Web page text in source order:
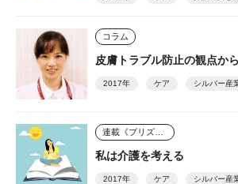
コラム
皮膚トラブル防止の観点か
2017年 ケア シルバー産
私は介護を考える
2017年 ケア シルバー産